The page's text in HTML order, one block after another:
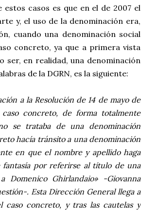
casos es que en el de 2007 el
y, el uso de la denominación era,
cuando una denominación social
concreto, ya que a primera vista
ser, en realidad, una denominación
de la DGRN, es la siguiente:
a la Resolución de 14 de mayo de
concreto, de forma totalmente
se trataba de una denominación
hacía tránsito a una denominación
en que el nombre y apellido haga
por referirse al título de una
Ghirlandaio» -Giovanna
. Esta Dirección General llega a
caso concreto, y tras las cautelas y